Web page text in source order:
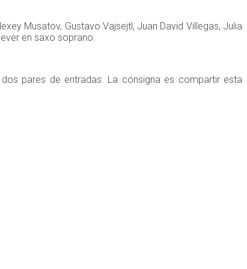
Musatov, Gustavo Vajsejtl, Juan David Villegas, Julia
en saxo soprano.
pares de entradas. La consigna es compartir esta